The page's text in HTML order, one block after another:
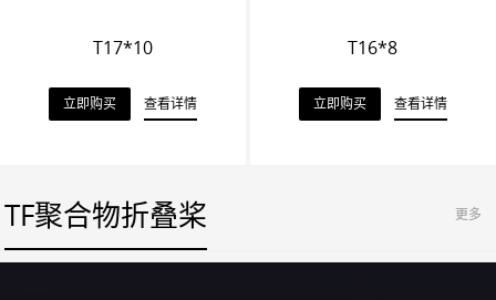
T17*10
立即购买 查看详情
T16*8
立即购买 查看详情
TF聚合物折叠桨 更多